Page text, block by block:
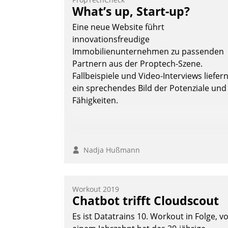
Teilnehmer kurzweilige Einblicke in
innovative Cloud-Strategien und -
Lösungen mit hohem Zukunftspotenzial.
Andreas Lerchner
What’s up, Start-up?
Eine neue Website führt
innovationsfreudige
Immobilienunternehmen zu passenden
Partnern aus der Proptech-Szene.
Fallbeispiele und Video-Interviews liefern
ein sprechendes Bild der Potenziale und
Fähigkeiten.
Nadja Hußmann
Workout 2019
Chatbot trifft Cloudscout
Es ist Datatrains 10. Workout in Folge,